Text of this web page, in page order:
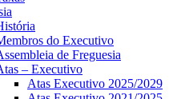
do Executivo
de Freguesia
– Executivo
Atas Executivo 2025/2029